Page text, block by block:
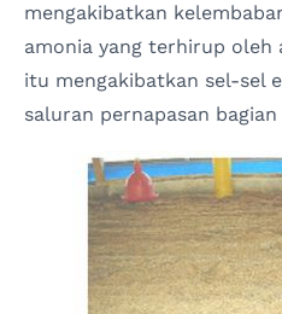
mengakibatkan
amonia yang terhirup oleh
itu mengakibatkan sel-sel
saluran pernapasan